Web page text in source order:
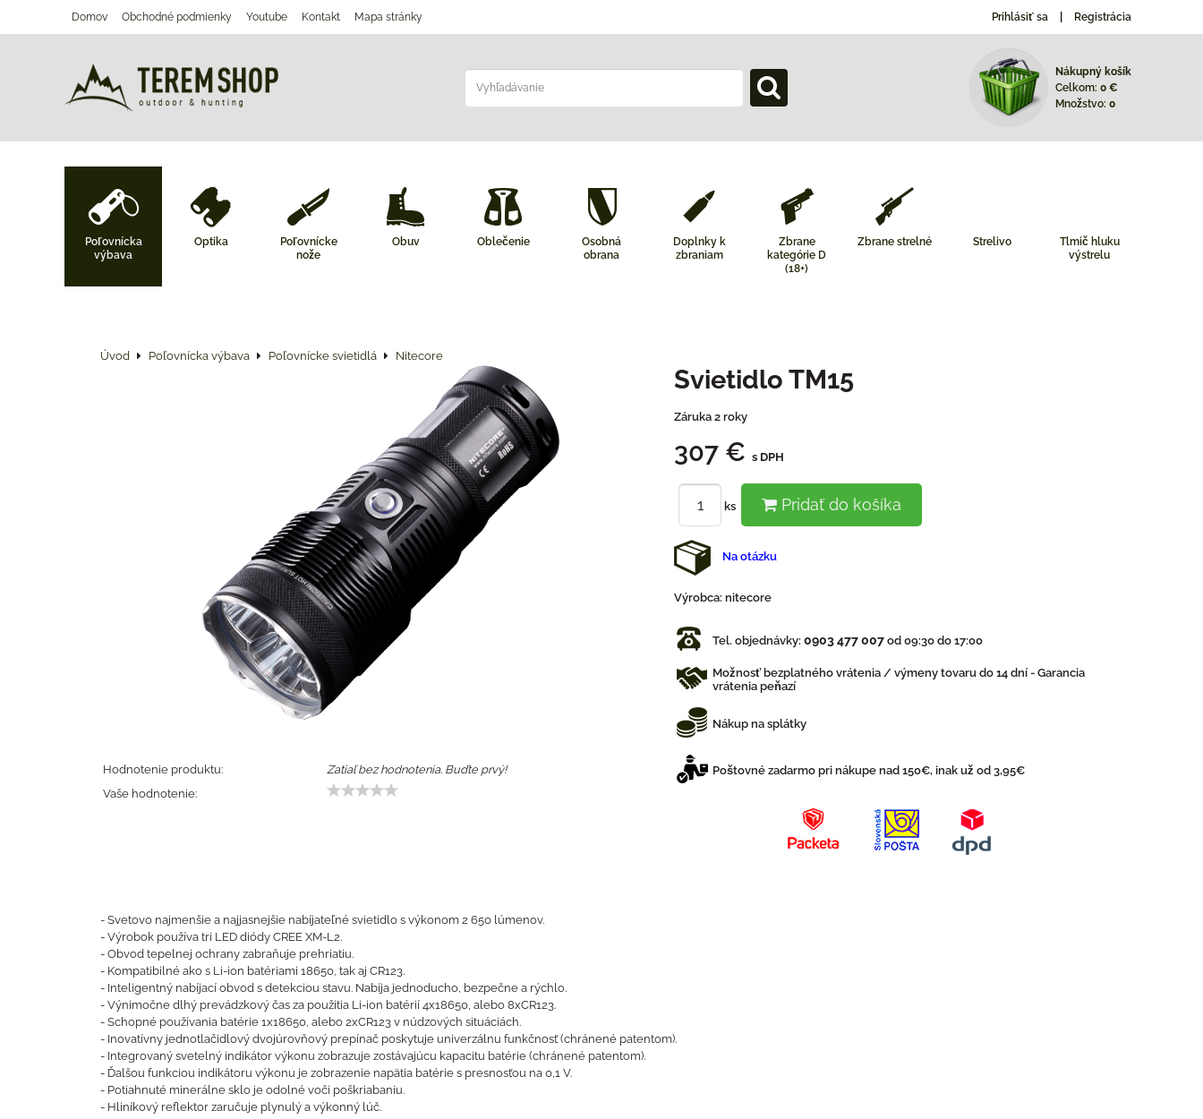
Domov Obchodné podmienky Youtube Kontakt Mapa stránky Prihlásiť sa Registrácia
Nákupný košík
Celkom: 0 €
Množstvo: 0
Poľovnícka
výbava
Optika
Poľovnícke
nože
Obuv Oblečenie
Osobná
obrana
Doplnky k
zbraniam
Zbrane
kategórie D
(18+)
Zbrane strelné Strelivo
Tlmič hluku
výstrelu
Úvod Poľovnícka výbava Poľovnícke svietidlá Nitecore
Hodnotenie produktu:
Zatiaľ bez hodnotenia. Buďte prvý!
Vaše hodnotenie:
Svietidlo TM15
Záruka 2 roky
307 € s DPH
ks Pridať do košíka
Na otázku
Výrobca: nitecore
Tel. objednávky: 0903 477 007 od 09:30 do 17:00
Možnosť bezplatného vrátenia / výmeny tovaru do 14 dní - Garancia
vrátenia peňazí
Nákup na splátky
Poštovné zadarmo pri nákupe nad 150€, inak už od 3,95€
- Svetovo najmenšie a najjasnejšie nabíjateľné svietidlo s výkonom 2 650 lúmenov.
- Výrobok používa tri LED diódy CREE XM-L2.
- Obvod tepelnej ochrany zabraňuje prehriatiu.
- Kompatibilné ako s Li-ion batériami 18650, tak aj CR123.
- Inteligentný nabíjací obvod s detekciou stavu. Nabíja jednoducho, bezpečne a rýchlo.
- Výnimočne dlhý prevádzkový čas za použitia Li-ion batérií 4x18650, alebo 8xCR123.
- Schopné používania batérie 1x18650, alebo 2xCR123 v núdzových situáciách.
- Inovatívny jednotlačidlový dvojúrovňový prepínač poskytuje univerzálnu funkčnosť (chránené patentom).
- Integrovaný svetelný indikátor výkonu zobrazuje zostávajúcu kapacitu batérie (chránené patentom).
- Ďalšou funkciou indikátoru výkonu je zobrazenie napätia batérie s presnosťou na 0,1 V.
- Potiahnuté minerálne sklo je odolné voči poškriabaniu.
- Hliníkový reflektor zaručuje plynulý a výkonný lúč.